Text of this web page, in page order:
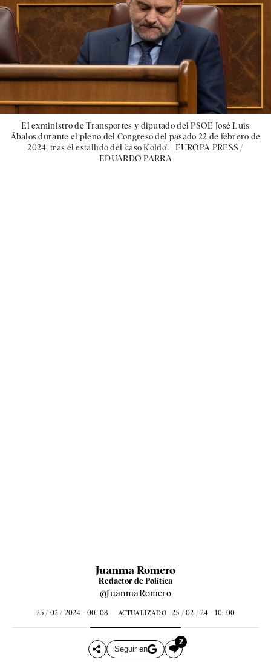
El exministro de Transportes y diputado del PSOE José Luis
Ábalos durante el pleno del Congreso del pasado 22 de febrero de
2024, tras el estallido del 'caso Koldo'. | EUROPA PRESS /
EDUARDO PARRA
Juanma Romero
Redactor de Política
@JuanmaRomero
25 / 02 / 2024 - 00: 08 ACTUALIZADO 25 / 02 / 24 - 10: 00
Seguir en
2